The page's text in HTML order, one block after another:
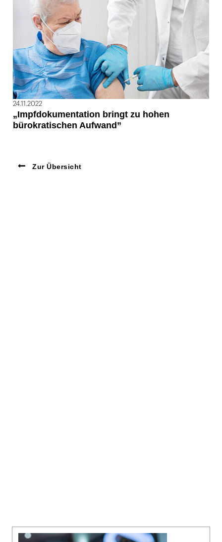
24.11.2022
„Impfdokumentation bringt zu hohen
bürokratischen Aufwand”
Zur Übersicht